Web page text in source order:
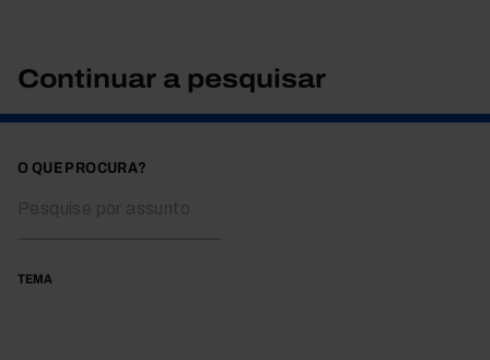
Continuar a pesquisar
O QUE PROCURA?
TEMA